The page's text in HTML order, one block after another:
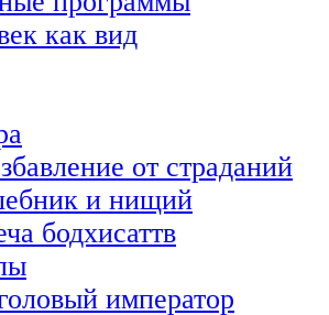
как вид
от страданий
и нищий
бодхисаттв
император